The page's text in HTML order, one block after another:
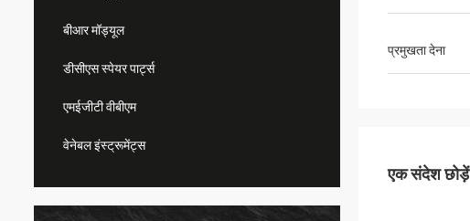
बीआर मॉड्यूल
डीसीएस स्पेयर पार्ट्स
एमईजीटी वीबीएम
वेनेबल इंस्ट्रूमेंट्स
प्रमुखता देना
एक संदेश छोड़ें